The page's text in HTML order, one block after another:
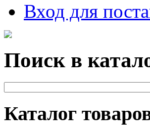
Вход для
Поиск в
Каталог